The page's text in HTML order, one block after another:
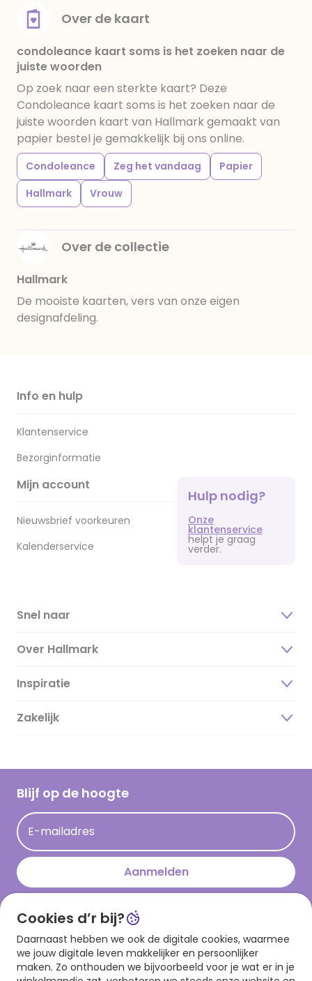
Over de kaart
condoleance kaart soms is het zoeken naar de
juiste woorden
Op zoek naar een sterkte kaart? Deze
Condoleance kaart soms is het zoeken naar de
juiste woorden kaart van Hallmark gemaakt van
papier bestel je gemakkelijk bij ons online.
Condoleance Zeg het vandaag
Papier
Hallmark
Vrouw
Over de collectie
Hallmark
De mooiste kaarten, vers van onze eigen
designafdeling.
Info en hulp
Klantenservice
Bezorginformatie
Mijn account
Nieuwsbrief voorkeuren
Kalenderservice
Hulp nodig?
Onze
klantenservice
helpt je graag
verder.
Snel naar
Over Hallmark
Over ons
Duurzaamheid
Hallmark Kaartclub
Acties
Persberichten
Hallmark en Kinderpostzegels
Inspiratie
Magazine
Cadeau inspiratie
Kaartinspiratie
Zakelijk
Blijf op de hoogte
E-mailadres
Aanmelden
Download onze app
Cookies d’r bij?
Daarnaast hebben we ook de digitale cookies, waarmee
we jouw digitale leven makkelijker en persoonlijker
maken. Zo onthouden we bijvoorbeeld voor je wat er in je